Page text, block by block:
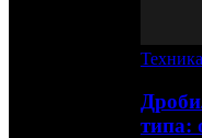
Техника
типа: